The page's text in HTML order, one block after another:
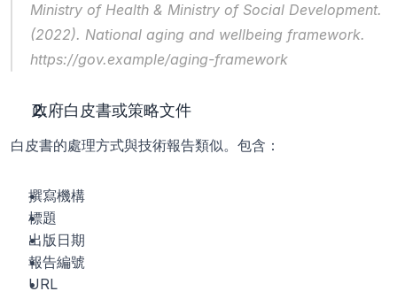
Ministry of Health & Ministry of Social Development.
(2022). National aging and wellbeing framework.
https://gov.example/aging-framework
政府白皮書或策略文件
白皮書的處理方式與技術報告類似。包含：
撰寫機構
標題
出版日期
報告編號
URL